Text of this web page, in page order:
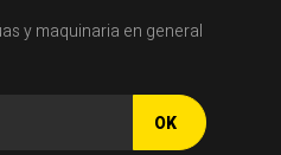
y maquinaria en general
OK